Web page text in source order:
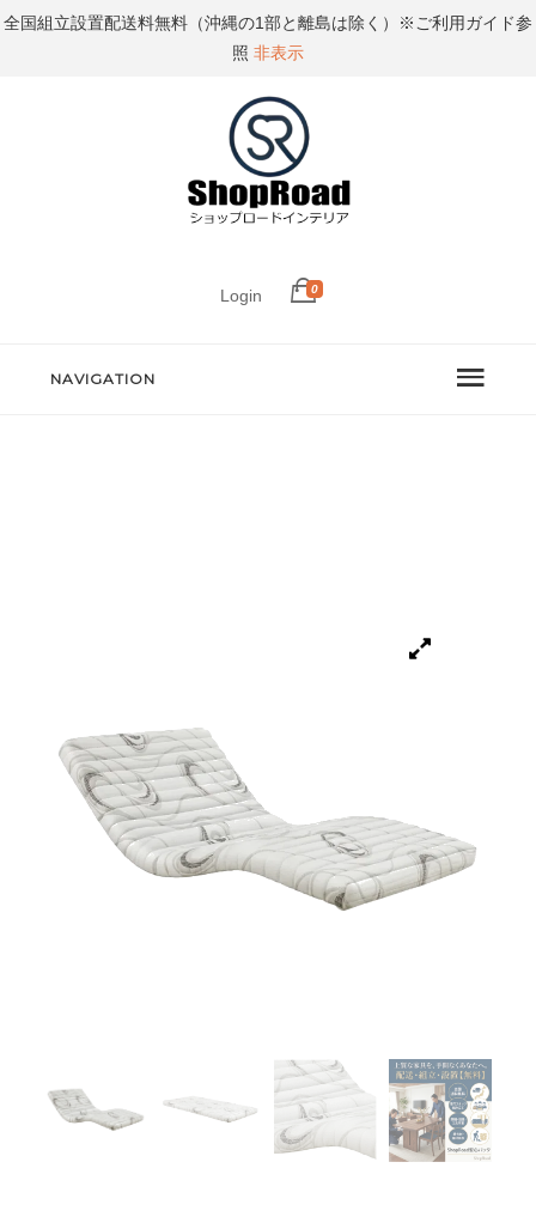
Login 0
NAVIGATION
全国組立設置配送料無料（沖縄の1部と離島は除く）※ご利用ガイド参
照 非表示